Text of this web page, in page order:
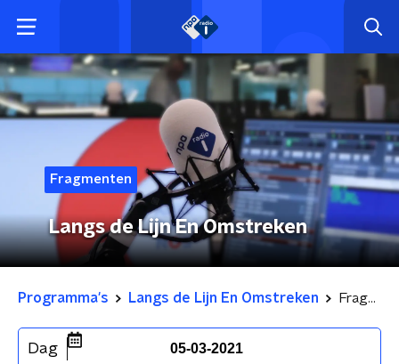
Fragmenten
Langs de Lijn En Omstreken
Programma's Langs de Lijn En Omstreken Fragmenten
Dag 05-03-2021